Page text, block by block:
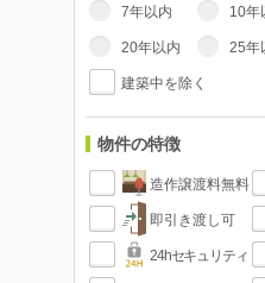
7年以内 10年
20年以内 25年
建築中を除く
物件の特徴
造作譲渡料無料
即引き渡し可
24hセキュリティ